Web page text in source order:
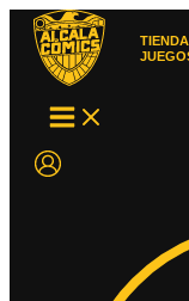
contenido